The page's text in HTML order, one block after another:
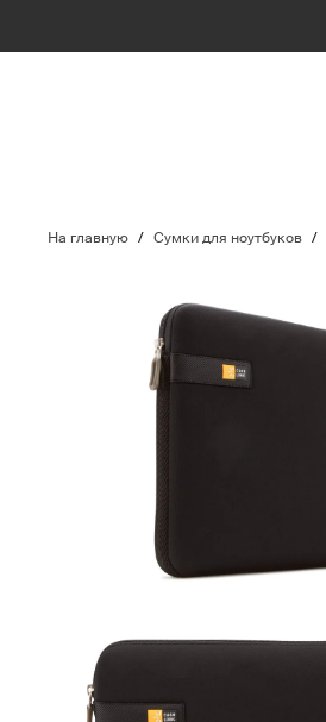
На главную / Сумки для ноутбуков /